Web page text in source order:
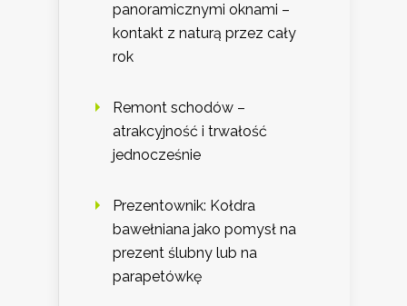
panoramicznymi oknami –
kontakt z naturą przez cały
rok
Remont schodów –
atrakcyjność i trwałość
jednocześnie
Prezentownik: Kołdra
bawełniana jako pomysł na
prezent ślubny lub na
parapetówkę